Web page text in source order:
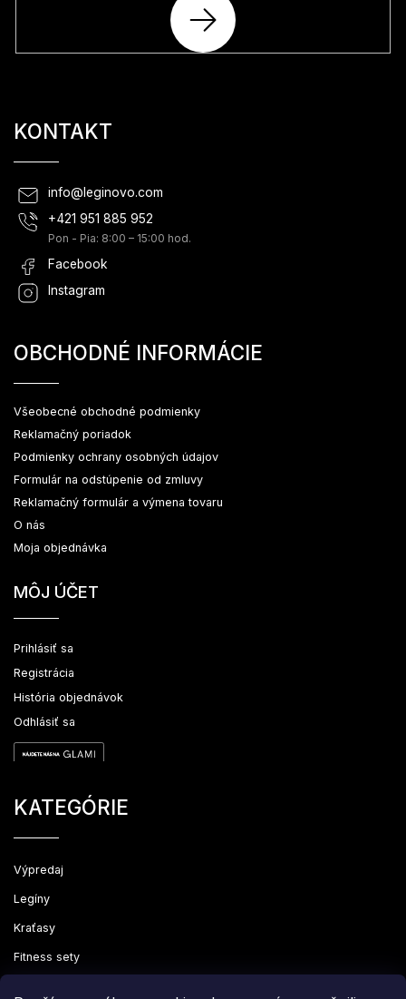
PRIHLÁSIŤ
SA
KONTAKT
info@ leginovo.com
+421 951 885 952
Pon - Pia: 8:00 – 15:00 hod.
Facebook
Instagram
OBCHODNÉ INFORMÁCIE
Všeobecné obchodné podmienky
Reklamačný poriadok
Podmienky ochrany osobných údajov
Formulár na odstúpenie od zmluvy
Reklamačný formulár a výmena tovaru
O nás
Moja objednávka
MÔJ ÚČET
Prihlásiť sa
Registrácia
História objednávok
Odhlásiť sa
KATEGÓRIE
Výpredaj
Legíny
Kraťasy
Fitness sety